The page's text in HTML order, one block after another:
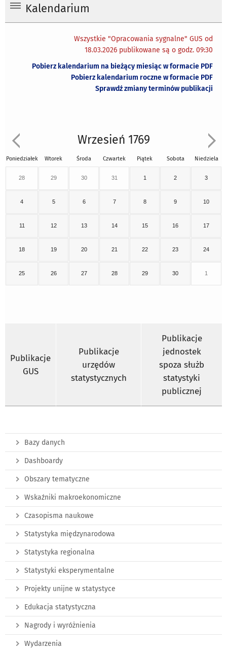
Kalendarium
Wszystkie "Opracowania sygnalne" GUS od
18.03.2026 publikowane są o godz. 09:30
Pobierz kalendarium na bieżący miesiąc w formacie PDF
Pobierz kalendarium roczne w formacie PDF
Sprawdź zmiany terminów publikacji
Wrzesień 1769
Poniedziałek Wtorek Środa Czwartek Piątek Sobota Niedziela
28 29 30 31 1 2 3
4 5 6 7 8 9 10
11 12 13 14 15 16 17
18 19 20 21 22 23 24
25 26 27 28 29 30 1
Publikacje
GUS
Publikacje
urzędów
statystycznych
Publikacje
jednostek
spoza służb
statystyki
publicznej
Bazy danych
Dashboardy
Obszary tematyczne
Wskaźniki makroekonomiczne
Czasopisma naukowe
Statystyka międzynarodowa
Statystyka regionalna
Statystyki eksperymentalne
Projekty unijne w statystyce
Edukacja statystyczna
Nagrody i wyróżnienia
Wydarzenia